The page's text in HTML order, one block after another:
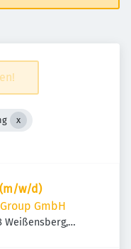
w/d)
GmbH
Weißensberg,